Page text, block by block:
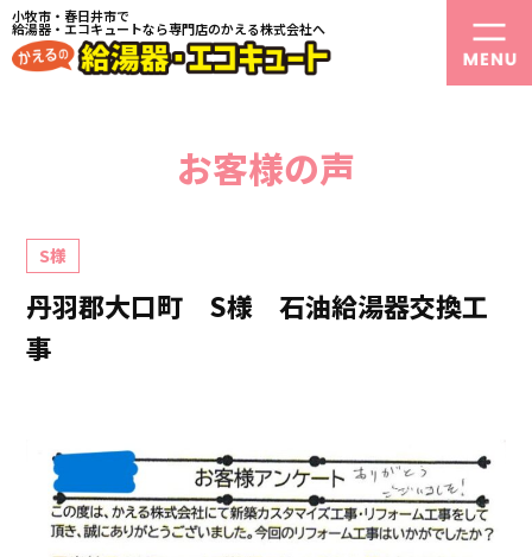
小牧市・春日井市で
給湯器・エコキュートなら専門店のかえる株式会社へ
お客様の声
S様
丹羽郡大口町 S様 石油給湯器交換工
事